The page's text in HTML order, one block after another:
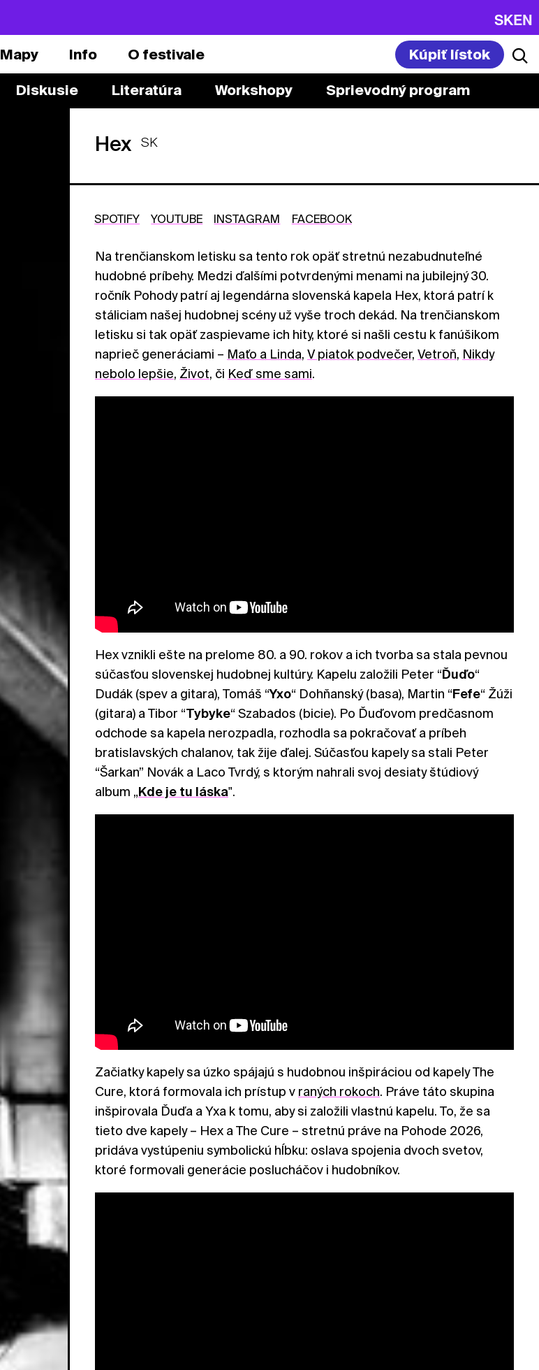
SKEN
Diskusie Literatúra Workshopy Sprievodný program
Mapy Info O festivale Kúpiť lístok
Hex SK
SPOTIFY YOUTUBE INSTAGRAM FACEBOOK
Na trenčianskom letisku sa tento rok opäť stretnú nezabudnuteľné
hudobné príbehy. Medzi ďalšími potvrdenými menami na jubilejný 30.
ročník Pohody patrí aj legendárna slovenská kapela Hex, ktorá patrí k
stáliciam našej hudobnej scény už vyše troch dekád. Na trenčianskom
letisku si tak opäť zaspievame ich hity, ktoré si našli cestu k fanúšikom
naprieč generáciami – Maťo a Linda, V piatok podvečer, Vetroň, Nikdy
nebolo lepšie, Život, či Keď sme sami.
Hex vznikli ešte na prelome 80. a 90. rokov a ich tvorba sa stala pevnou
súčasťou slovenskej hudobnej kultúry. Kapelu založili Peter “Ďuďo“
Dudák (spev a gitara), Tomáš “Yxo“ Dohňanský (basa), Martin “Fefe“ Žúži
(gitara) a Tibor “Tybyke“ Szabados (bicie). Po Ďuďovom predčasnom
odchode sa kapela nerozpadla, rozhodla sa pokračovať a príbeh
bratislavských chalanov, tak žije ďalej. Súčasťou kapely sa stali Peter
“Šarkan” Novák a Laco Tvrdý, s ktorým nahrali svoj desiaty štúdiový
album „Kde je tu láska".
Začiatky kapely sa úzko spájajú s hudobnou inšpiráciou od kapely The
Cure, ktorá formovala ich prístup v raných rokoch. Práve táto skupina
inšpirovala Ďuďa a Yxa k tomu, aby si založili vlastnú kapelu. To, že sa
tieto dve kapely – Hex a The Cure – stretnú práve na Pohode 2026,
pridáva vystúpeniu symbolickú hĺbku: oslava spojenia dvoch svetov,
ktoré formovali generácie poslucháčov i hudobníkov.